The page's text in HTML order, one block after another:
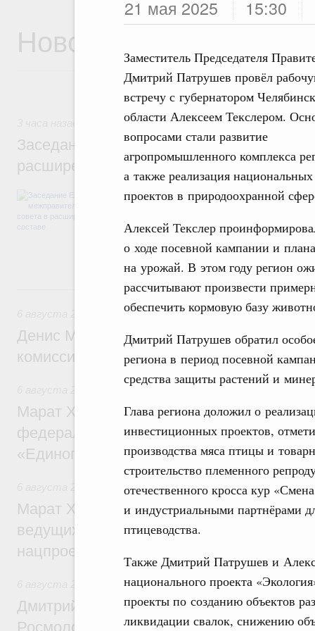
21 мая 2025 15:30
Заместитель Председателя
Дмитрий Патрушев провёл
встречу с губернатором
области Алексеем Текслером.
вопросами стали развитие
агропромышленного комплекса
а также реализация национальных
проектов в природоохранной
Алексей Текслер
о ходе посевной кампании и
на урожай. В этом году регион
рассчитывают произвести
обеспечить кормовую базу
Дмитрий Патрушев обратил
региона в период посевной
средства защиты растений и
Глава региона доложил о
инвестиционных проектов,
производства мяса птицы и
строительство племенного
отечественного кросса кур
и индустриальными партнёрами
птицеводства.
Также Дмитрий Патрушев и
национального проекта
проекты по созданию объектов
ликвидации свалок, снижению
Новости
Евразийский экономический союз.
Заседание Евразийского
расширенном составе
В повестке заседания актуальные задачи
числе совершенствование кооперации в
обеспечение продовольственной
железнодорожных перевозок,
рынка.
Вчера
Общие вопросы промышленной политики
Денис Мантуров провёл заседание
комиссии по промышленности
Регулирование в сфере строительства
Марат Хуснуллин: Более 130
федерального значения построено под
«Единого заказчика»
Национальный проект «Инфраструктура
Марат Хуснуллин: Порядка 200
ведущих к спортивным объектам,
нацпроекту «Инфраструктура для
Молодёжная политика
Дмитрий Чернышенко, Сергей Кравцов и
Росмолодёжи Григорий Гуров